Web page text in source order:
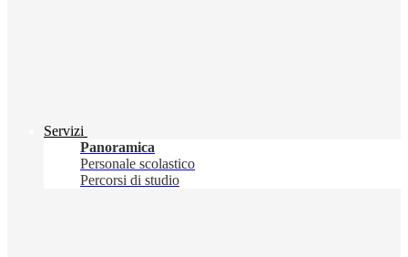
Servizi
Panoramica
Personale scolastico
Percorsi di studio